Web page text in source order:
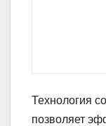
Технология
позволяет